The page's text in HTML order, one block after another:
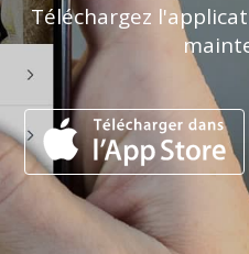
Téléchargez